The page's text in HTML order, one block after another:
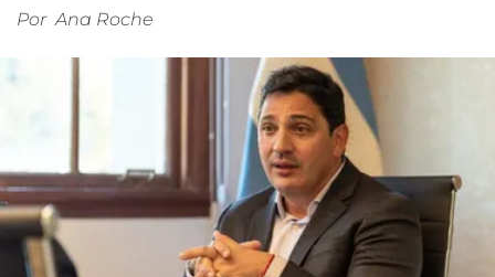
Por Ana Roche